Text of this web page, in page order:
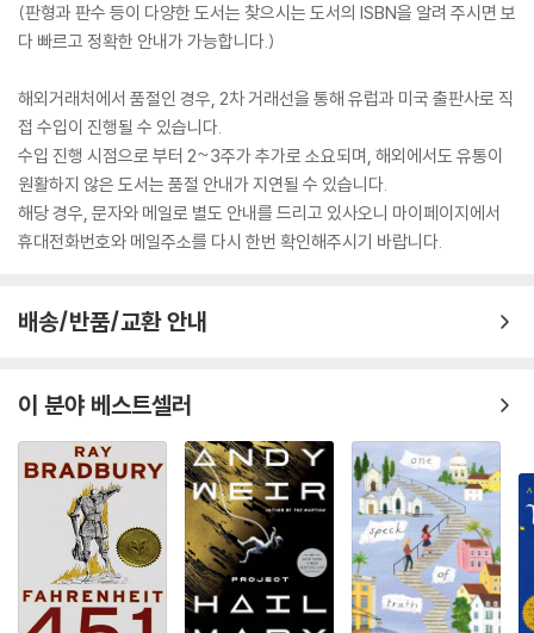
(판형과 판수 등이 다양한 도서는 찾으시는 도서의 ISBN을 알려 주시면 보
다 빠르고 정확한 안내가 가능합니다.)
해외거래처에서 품절인 경우, 2차 거래선을 통해 유럽과 미국 출판사로 직
접 수입이 진행될 수 있습니다.
수입 진행 시점으로 부터 2~3주가 추가로 소요되며, 해외에서도 유통이
원활하지 않은 도서는 품절 안내가 지연될 수 있습니다.
해당 경우, 문자와 메일로 별도 안내를 드리고 있사오니 마이페이지에서
휴대전화번호와 메일주소를 다시 한번 확인해주시기 바랍니다.
배송/반품/교환 안내
이 분야 베스트셀러